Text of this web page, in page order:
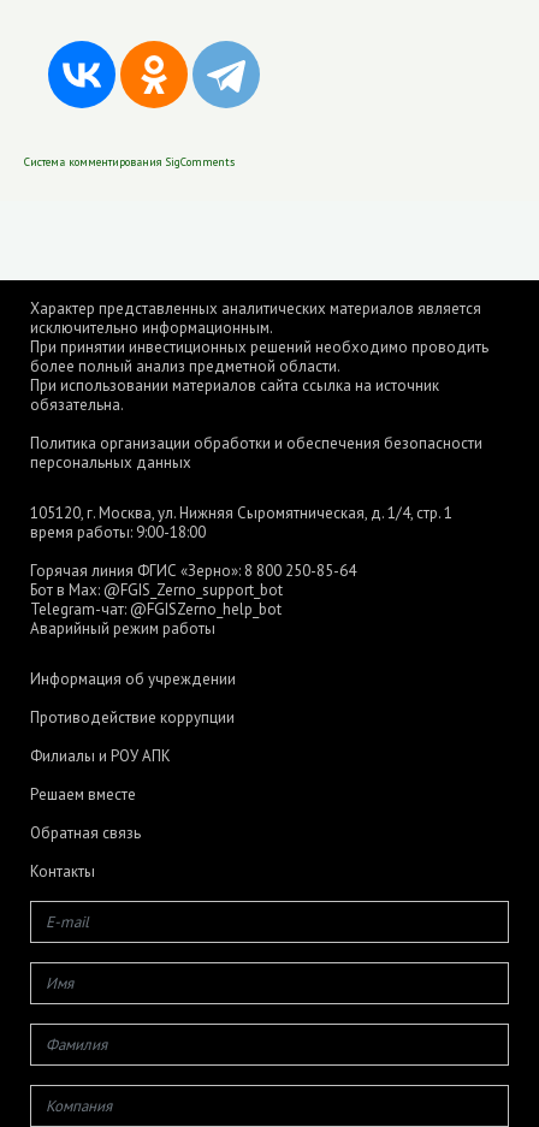
Система комментирования SigComments
Характер представленных аналитических материалов является
исключительно информационным.
При принятии инвестиционных решений необходимо проводить
более полный анализ предметной области.
При использовании материалов сайта ссылка на источник
обязательна.
Политика организации обработки и обеспечения безопасности
персональных данных
105120, г. Москва, ул. Нижняя Сыромятническая, д. 1/4, стр. 1
время работы: 9:00-18:00
Горячая линия ФГИС «Зерно»: 8 800 250-85-64
Бот в Max: @FGIS_Zerno_support_bot
Telegram-чат: @FGISZerno_help_bot
Аварийный режим работы
Информация об учреждении
Противодействие коррупции
Филиалы и РОУ АПК
Решаем вместе
Обратная связь
Контакты